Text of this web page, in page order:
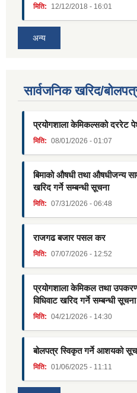
मिति: 12/12/2018 - 16:01
अन्य
सार्वजनिक खरिद/
प्रयोगशाला केमिकल्सको दररेट
मिति: 08/01/2026 - 01:07
बिमाको औषधी तथा औषधीजन्य
खरिद गर्ने सम्बन्धी सूचना
मिति: 07/31/2026 - 06:48
राजगढ बजार पसल कर
मिति: 07/07/2026 - 12:52
प्रयोगशाला केमिकल तथा
विधिवाट खरिद गर्ने सम्बन्धी
मिति: 04/21/2026 - 14:30
बोलपत्र स्विकृत गर्ने आशयको
मिति: 01/06/2025 - 11:11